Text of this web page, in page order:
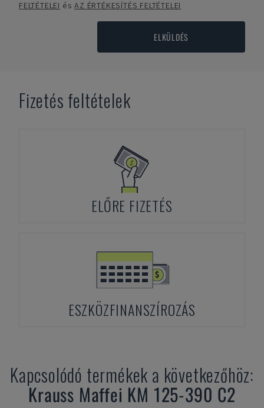
FELTÉTELEI ésAZ ÉRTÉKESÍTÉS FELTÉTELEI
ELKÜLDÉS
Fizetés feltételek
ELŐRE FIZETÉS
ESZKÖZFINANSZÍROZÁS
Kapcsolódó termékek a következőhöz:
Krauss Maffei KM 125-390 C2